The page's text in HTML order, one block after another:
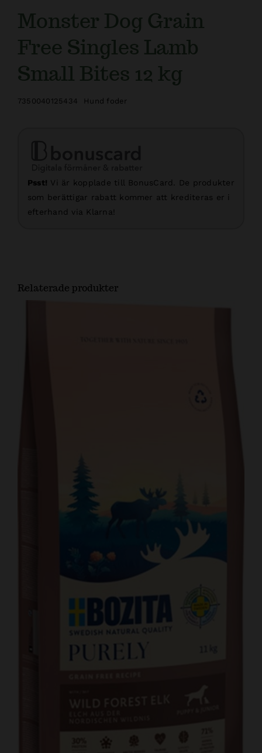
Monster Dog Grain
Free Singles Lamb
Small Bites 12 kg
7350040125434 Hund foder
Psst! Vi är kopplade till BonusCard. De produkter
som berättigar rabatt kommer att krediteras er i
efterhand via Klarna!
Relaterade produkter